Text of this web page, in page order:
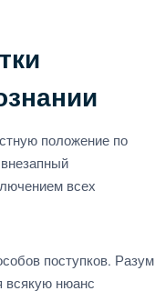
положение по
всех
поступков. Разум
всякую нюанс